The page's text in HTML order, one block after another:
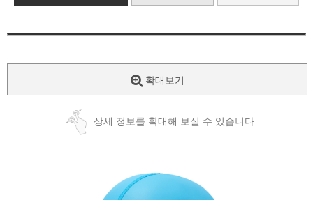
확대보기
상세 정보를 확대해 보실 수 있습니다